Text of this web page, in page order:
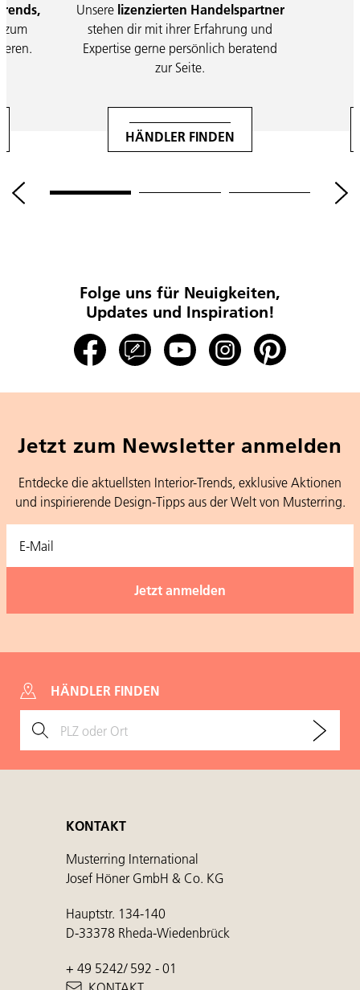
zum
Unsere lizenzierten Handelspartner
stehen dir mit ihrer Erfahrung und
Expertise gerne persönlich beratend
zur Seite.
HÄNDLER FINDEN
Folge uns für Neuigkeiten,
Updates und Inspiration!
Jetzt zum Newsletter anmelden
Entdecke die aktuellsten Interior-Trends, exklusive Aktionen
und inspirierende Design-Tipps aus der Welt von Musterring.
HÄNDLER FINDEN
KONTAKT
Musterring International
Josef Höner GmbH & Co. KG
Hauptstr. 134-140
D-33378 Rheda-Wiedenbrück
+ 49 5242/ 592 - 01